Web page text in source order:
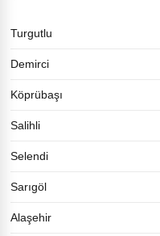
Turgutlu
Demirci
Köprübaşı
Salihli
Selendi
Sarıgöl
Alaşehir